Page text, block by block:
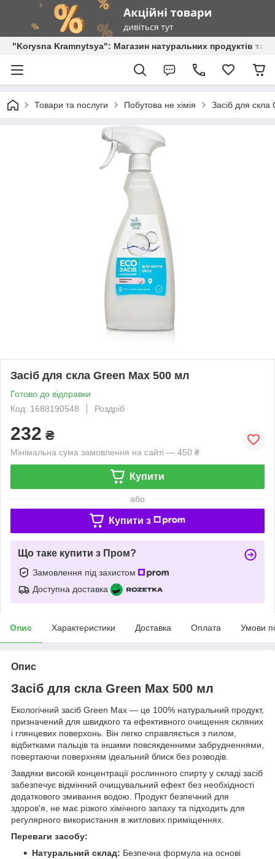
"Korysna Kramnytsya": Магазин натуральних продуктів та
Товари та послуги Побутова не хімія Засіб для
Засіб для скла Green Max 500 мл
Готово до відправки
Код: 1688190548
Роздріб
232 ₴
Мінімальна сума замовлення на сайті — 450 ₴
Купити
або
Купити з
Що таке купити з Пром?
Замовлення під захистом
Доступна доставка
Опис Характеристики Доставка Оплата Умови
Опис
Засіб для скла Green Max 500 мл
Екологічний засіб Green Max — це 100% натуральний продукт,
призначений для швидкого та ефективного очищення скляних
і глянцевих поверхонь. Він легко справляється з пилом,
відбитками пальців та іншими повсякденними забрудненнями,
повертаючи поверхням ідеальний блиск без розводів.
Завдяки високій концентрації рослинного спирту у складі засіб
забезпечує відмінний очищувальний ефект без необхідності
додаткового змивання водою. Продукт безпечний для
здоров'я, не має різкого хімічного запаху та підходить для
регулярного використання в житлових приміщеннях.
Переваги засобу:
Натуральний склад: Безпечна формула на основі